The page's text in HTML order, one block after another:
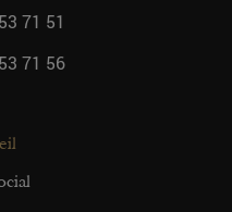
71 51
71 56